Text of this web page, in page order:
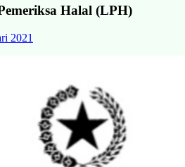
Halal (LPH)
2021